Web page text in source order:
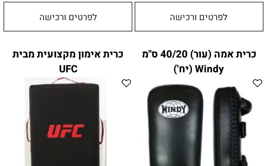
לפרטים ורכישה לפרטים ורכישה
כרית אמה (עור) 40/20 ס"מ
Windy (יח')
כרית אימון מקצועית מבית
UFC